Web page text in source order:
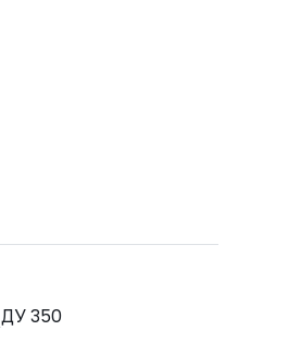
ДУ 350